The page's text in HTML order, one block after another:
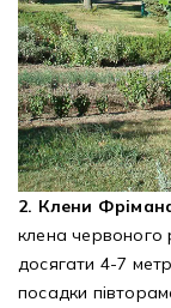
2. Клени
клена червоного
досягати 4-7
посадки